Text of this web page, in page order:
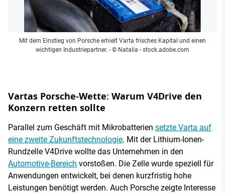
Mit dem Einstieg von Porsche erhielt Varta frisches Kapital und einen
wichtigen Industriepartner. - © Natalia - stock.adobe.com
Vartas Porsche-Wette: Warum V4Drive den
Konzern retten sollte
Parallel zum Geschäft mit Mikrobatterien setzte Varta auf
eine zweite Zukunftstechnologie. Mit der Lithium-Ionen-
Rundzelle V4Drive wollte das Unternehmen in den
Automotive-Bereich vorstoßen. Die Zelle wurde speziell für
Anwendungen entwickelt, bei denen kurzfristig hohe
Leistungen benötigt werden. Auch Porsche zeigte Interesse